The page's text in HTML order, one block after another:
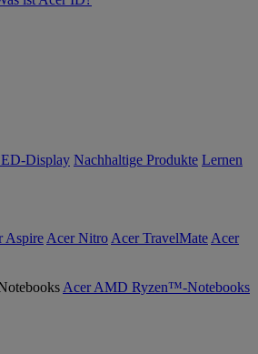
Display Nachhaltige Produkte Lernen
Aspire Acer Nitro Acer TravelMate Acer
Acer AMD Ryzen™-Notebooks